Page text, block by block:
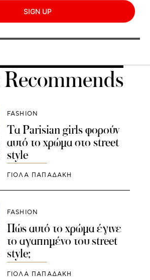
SIGN UP
FASHION
Τα Parisian girls φορούν
αυτό το χρώμα στο street
style
ΓΙΌΛΑ ΠΑΠΑΔΆΚΗ
FASHION
Πώς αυτό το χρώμα έγινε
το αγαπημένο του street
style;
ΓΙΌΛΑ ΠΑΠΑΔΆΚΗ